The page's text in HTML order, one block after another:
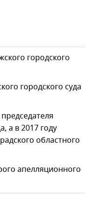
городского
городского суда
а в 2017 году
областного
апелляционного